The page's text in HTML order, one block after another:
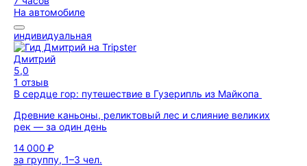
На автомобиле
индивидуальная
Дмитрий
5,0
1 отзыв
В сердце гор: путешествие в Гузерипль из Майкопа
Древние каньоны, реликтовый лес и слияние великих
рек — за один день
14 000 ₽
за группу, 1–3 чел.